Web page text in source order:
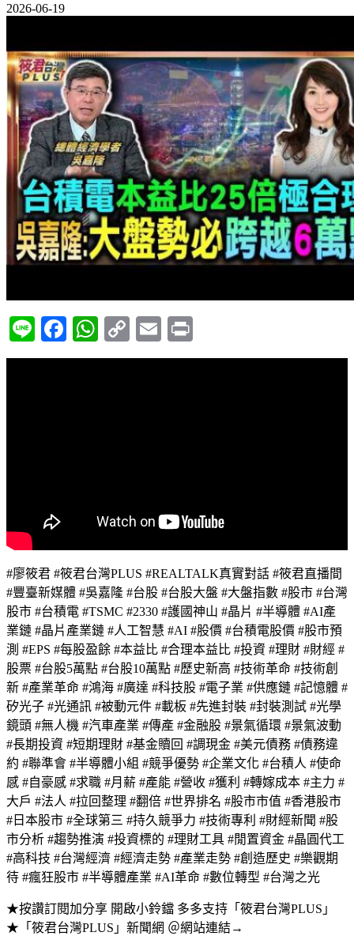
2026-06-19
LineFacebook
WhatsApp
Copy
Link
Email
#廖筱君 #筱君台灣PLUS #REALTALK真實對話 #筱君直播間
#豐臺新媒體 #吳嘉隆 #台股 #台股大盤 #大盤指數 #股市 #台灣
股市 #台積電 #TSMC #2330 #護國神山 #晶片 #半導體 #AI產
業鏈 #晶片產業鏈 #人工智慧 #AI #股價 #台積電股價 #股市預
測 #EPS #每股盈餘 #本益比 #合理本益比 #投資 #理財 #財經 #
股票 #台股5萬點 #台股10萬點 #歷史新高 #技術革命 #技術創
新 #產業革命 #鴻海 #廣達 #科技股 #電子業 #供應鏈 #記憶體 #
矽光子 #光通訊 #被動元件 #載板 #先進封裝 #封裝測試 #光學
鏡頭 #無人機 #汽車產業 #傳產 #金融股 #景氣循環 #景氣波動
#長期投資 #短期理財 #基金贖回 #調現金 #美元債務 #債務違
約 #聯準會 #半導體小組 #競爭優勢 #企業文化 #台積人 #使命
感 #自豪感 #求職 #月薪 #產能 #營收 #獲利 #轉嫁成本 #主力 #
大戶 #法人 #拉回整理 #翻倍 #世界排名 #股市市值 #香港股市
#日本股市 #全球第三 #持久競爭力 #技術專利 #財經新聞 #股
市分析 #趨勢推演 #投資標的 #理財工具 #閒置資金 #晶圓代工
#高科技 #台灣經濟 #經濟走勢 #產業走勢 #創造歷史 #樂觀期
待 #瘋狂股市 #半導體產業 #AI革命 #數位轉型 #台灣之光
★按讚訂閱加分享 開啟小鈴鐺 多多支持「筱君台灣PLUS」
★「筱君台灣PLUS」新聞網 ＠網站連結→